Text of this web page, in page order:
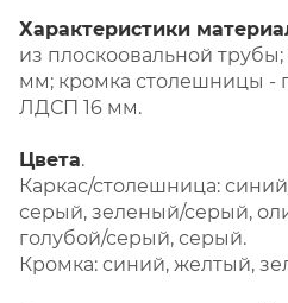
Характеристики
из плоскоовальной
мм; кромка столешницы -
ЛДСП 16 мм.
Цвета.
Каркас/столешница:
серый, зеленый/серый,
голубой/серый, серый.
Кромка: синий, желтый,